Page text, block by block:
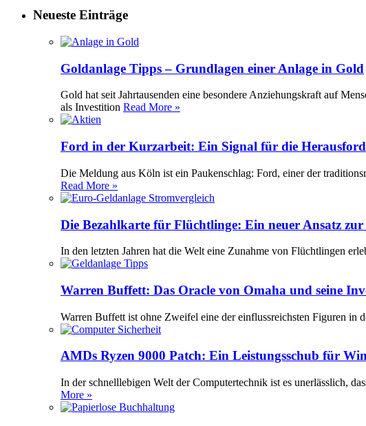
Neueste Einträge
Goldanlage Tipps – Grundlagen einer Anlage in Gold
Gold hat seit Jahrtausenden eine besondere Anziehungskraft auf
als Investition Read More »
Ford in der Kurzarbeit: Ein Signal für die
Die Meldung aus Köln ist ein Paukenschlag: Ford, einer der
Read More »
Die Bezahlkarte für Flüchtlinge: Ein neuer Ansatz
In den letzten Jahren hat die Welt eine Zunahme von Flüchtlingen
Warren Buffett: Das Oracle von Omaha und seine
Warren Buffett ist ohne Zweifel eine der einflussreichsten Figuren in
AMDs Ryzen 9000 Patch: Ein Leistungsschub für
In der schnelllebigen Welt der Computertechnik ist es unerlässlich,
More »